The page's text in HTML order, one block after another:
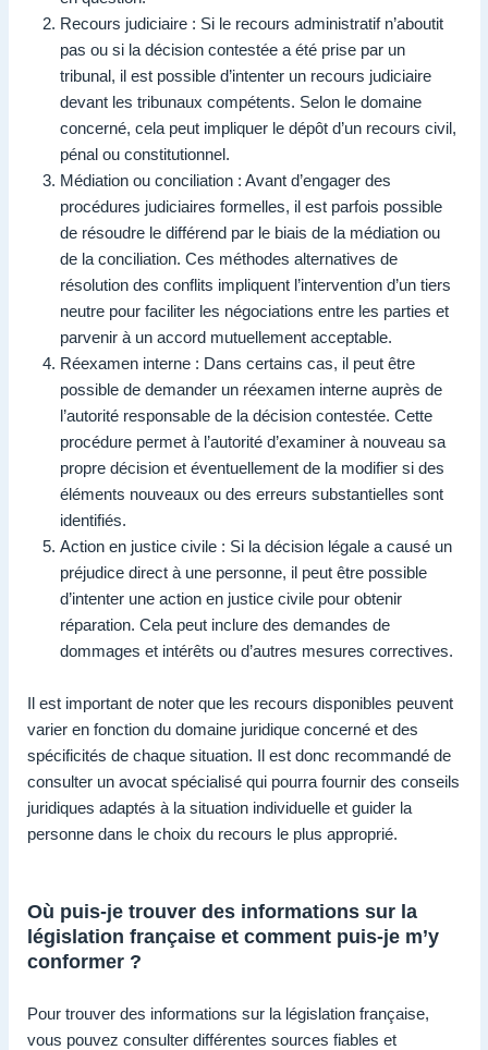
Recours judiciaire : Si le recours administratif n’aboutit
pas ou si la décision contestée a été prise par un
tribunal, il est possible d’intenter un recours judiciaire
devant les tribunaux compétents. Selon le domaine
concerné, cela peut impliquer le dépôt d’un recours civil,
pénal ou constitutionnel.
Médiation ou conciliation : Avant d’engager des
procédures judiciaires formelles, il est parfois possible
de résoudre le différend par le biais de la médiation ou
de la conciliation. Ces méthodes alternatives de
résolution des conflits impliquent l’intervention d’un tiers
neutre pour faciliter les négociations entre les parties et
parvenir à un accord mutuellement acceptable.
Réexamen interne : Dans certains cas, il peut être
possible de demander un réexamen interne auprès de
l’autorité responsable de la décision contestée. Cette
procédure permet à l’autorité d’examiner à nouveau sa
propre décision et éventuellement de la modifier si des
éléments nouveaux ou des erreurs substantielles sont
identifiés.
Action en justice civile : Si la décision légale a causé un
préjudice direct à une personne, il peut être possible
d’intenter une action en justice civile pour obtenir
réparation. Cela peut inclure des demandes de
dommages et intérêts ou d’autres mesures correctives.
Il est important de noter que les recours disponibles peuvent
varier en fonction du domaine juridique concerné et des
spécificités de chaque situation. Il est donc recommandé de
consulter un avocat spécialisé qui pourra fournir des conseils
juridiques adaptés à la situation individuelle et guider la
personne dans le choix du recours le plus approprié.
Où puis-je trouver des informations sur la
législation française et comment puis-je m’y
conformer ?
Pour trouver des informations sur la législation française,
vous pouvez consulter différentes sources fiables et